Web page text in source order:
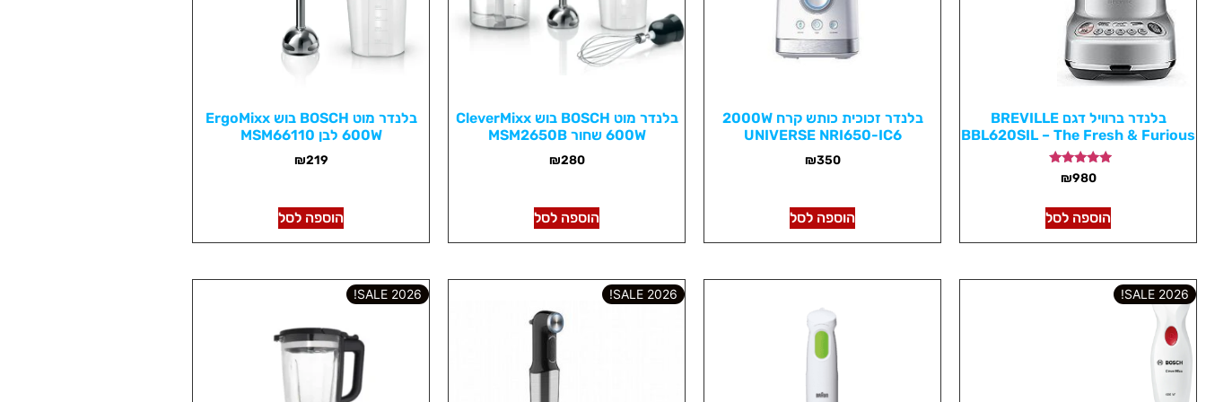
בלנדר ברוויל דגם BREVILLE
BBL620SIL – The Fresh & Furious
דורג
5.00
₪980
הוספה לסל
בלנדר זכוכית כותש קרח 2000W
UNIVERSE NRI650-IC6
₪350
הוספה לסל
בלנדר מוט BOSCH בוש CleverMixx
600W שחור MSM2650B
₪280
הוספה לסל
בלנדר מוט BOSCH בוש ErgoMixx
600W לבן MSM66110
₪219
הוספה לסל
2026 SALE!
2026 SALE!
2026 SALE!